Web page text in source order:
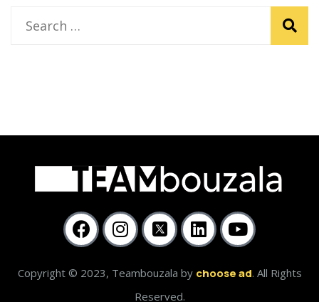
Copyright © 2023, Teambouzala by choose ad. All Rights
Reserved.